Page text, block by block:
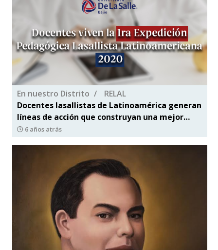
En nuestro Distrito
RELAL
Docentes lasallistas de Latinoamérica generan
líneas de acción que construyan una mejor
realidad educativa
6 años atrás